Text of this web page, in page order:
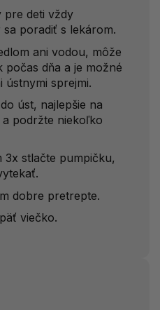
pre deti vždy
poradiť s lekárom.
ani vodou, môže
dňa a je možné
ústnymi sprejmi.
úst, najlepšie na
podržte niekoľko
stlačte pumpičku,
dobre pretrepte.
viečko.